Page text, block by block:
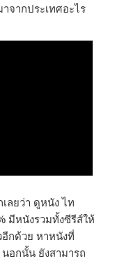
จากประเทศอะไร
ลยว่า ดูหนัง ไท
มีหนังรวมทั้งซีรีส์ให้
กด้วย หาหนังที่
อกนั้น ยังสามารถ